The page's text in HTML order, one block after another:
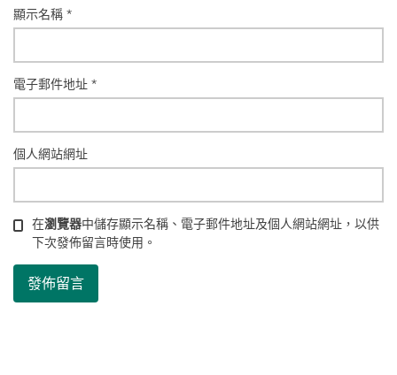
顯示名稱*
電子郵件地址*
個人網站網址
在瀏覽器中儲存顯示名稱、電子郵件地址及個人網站網址，以供
下次發佈留言時使用。